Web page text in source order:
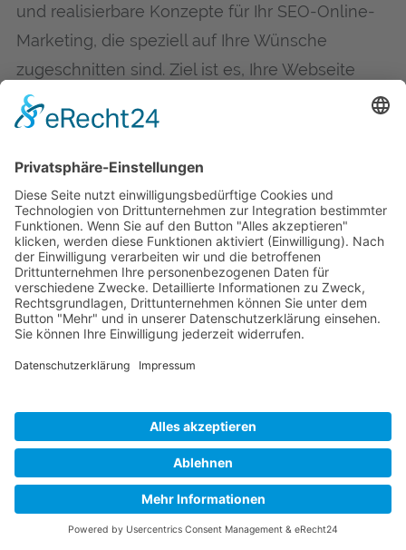
und realisierbare Konzepte für Ihr SEO-Online-
Marketing, die speziell auf Ihre Wünsche
zugeschnitten sind. Ziel ist es, Ihre Webseite
dorthin zu bringen, wo der wichtige
Besucherstrom fließt. Da jedes SEO-Angebot
keine festen Preise oder Preislisten. Wählen Sie
Ihr individuelles Budget bei einer Anfrage selbst
aus, denn für uns sind SEO-Kosten eine
Ressource in Ihren Fortschritt!
ALLES, WAS SIE ZUM
THEMA
SUCHMASCHINEN­
OPTIMIERUNG MEL­LE